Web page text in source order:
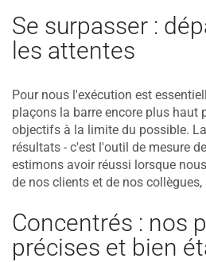
Se surpasser :
les attentes
Pour nous l'exécution est
plaçons la barre encore plus haut
objectifs à la limite du possible.
résultats - c'est l'outil de mesure
estimons avoir réussi lorsque
de nos clients et de nos
Concentrés : nos
précises et bien